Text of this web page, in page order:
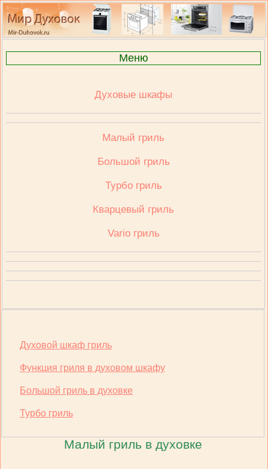
Меню
Духовые шкафы
Малый гриль
Большой гриль
Турбо гриль
Кварцевый гриль
Vario гриль
Духовой шкаф гриль
Функция гриля в духовом шкафу
Большой гриль в духовке
Турбо гриль
Малый гриль в духовке